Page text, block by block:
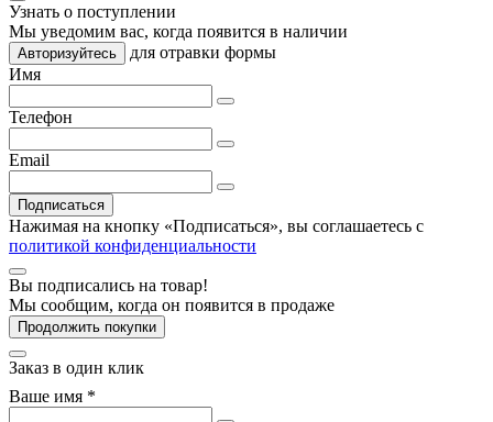
Узнать о поступлении
Мы уведомим вас, когда появится в наличии
Авторизуйтесь
для отравки формы
Имя
Телефон
Email
Подписаться
Нажимая на кнопку «Подписаться», вы соглашаетесь с
политикой конфиденциальности
Вы подписались на товар!
Мы сообщим, когда он появится в продаже
Продолжить покупки
Заказ в один клик
Ваше имя *